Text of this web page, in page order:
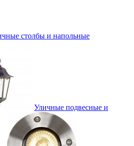
столбы и напольные
Уличные подвесные и